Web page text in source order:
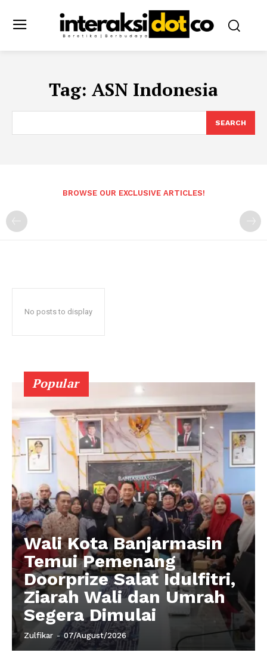
Tag: ASN Indonesia
SEARCH
BROWSE OUR EXCLUSIVE ARTICLES!
No posts to display
Popular
Wali Kota Banjarmasin
Temui Pemenang
Doorprize Salat Idulfitri,
Ziarah Wali dan Umrah
Segera Dimulai
Zulfikar - 07/August/2026